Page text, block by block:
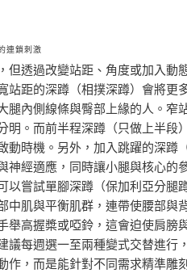
連鎖刺激
但透過改變站距、角度或加入動
站距的深蹲（相撲深蹲）會將更
腿內側線條與臀部上緣的人。窄
明。而前半程深蹲（只做上半段
動時機。另外，加入跳躍的深蹲
神經適應，同時讓小腿與核心的
以嘗試單腳深蹲（保加利亞分腿
中肌與平衡肌群，連帶使腰部與
舉高握槳或啞鈴，這會迫使肩膀
議每週選一至兩種變式交替進行
作，而是能針對不同需求精準雕